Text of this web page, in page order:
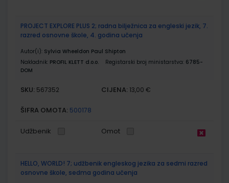
PROJECT EXPLORE PLUS 2; radna bilježnica za engleski jezik, 7.
razred osnovne škole, 4. godina učenja
Autor(i): Sylvia Wheeldon Paul Shipton
Nakladnik: PROFIL KLETT d.o.o. Registarski broj ministarstva: 6785-
DOM
SKU: 567352 CIJENA: 13,00 €
ŠIFRA OMOTA: 500178
Udžbenik Omot
HELLO, WORLD! 7; udžbenik engleskog jezika za sedmi razred
osnovne škole, sedma godina učenja